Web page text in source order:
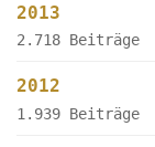
2013
2.718 Beiträge
2012
1.939 Beiträge